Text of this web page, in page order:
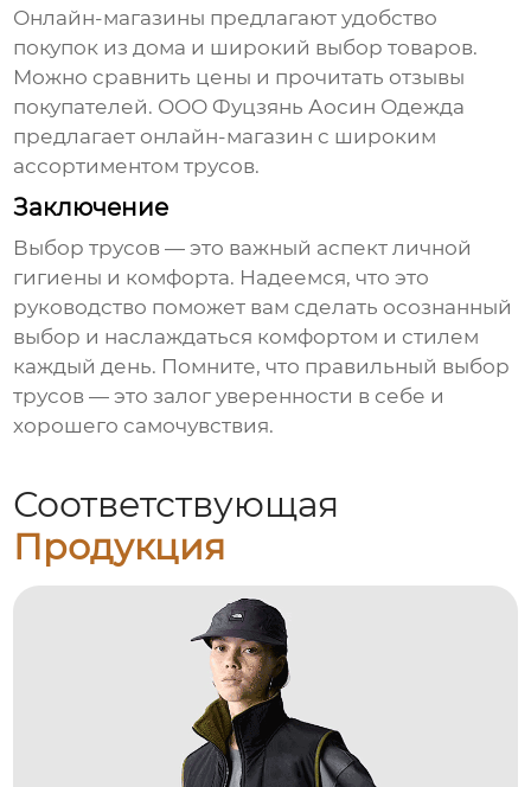
Онлайн-магазины предлагают удобство
покупок из дома и широкий выбор товаров.
Можно сравнить цены и прочитать отзывы
покупателей. ООО Фуцзянь Аосин Одежда
предлагает онлайн-магазин с широким
ассортиментомтрусов.
Заключение
Выбортрусов — это важный аспект личной
гигиены и комфорта. Надеемся, что это
руководство поможет вам сделать осознанный
выбор и наслаждаться комфортом и стилем
каждый день. Помните, что правильный выбор
трусов — это залог уверенности в себе и
хорошего самочувствия.
Соответствующая
Продукция